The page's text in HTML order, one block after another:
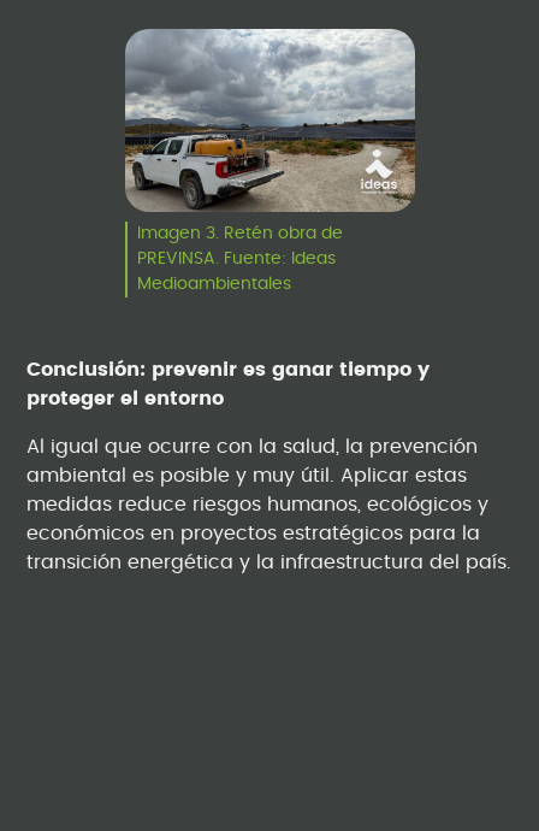
Imagen 3. Retén obra de
PREVINSA. Fuente: Ideas
Medioambientales
Conclusión: prevenir es ganar tiempo y
proteger el entorno
Al igual que ocurre con la salud, la prevención
ambiental es posible y muy útil. Aplicar estas
medidas reduce riesgos humanos, ecológicos y
económicos en proyectos estratégicos para la
transición energética y la infraestructura del país.